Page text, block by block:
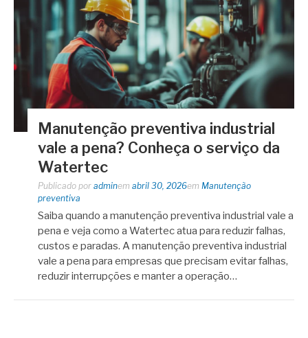
Manutenção preventiva industrial
vale a pena? Conheça o serviço da
Watertec
Publicado por adminem abril 30, 2026em Manutenção
preventiva
Saiba quando a manutenção preventiva industrial vale a
pena e veja como a Watertec atua para reduzir falhas,
custos e paradas. A manutenção preventiva industrial
vale a pena para empresas que precisam evitar falhas,
reduzir interrupções e manter a operação…